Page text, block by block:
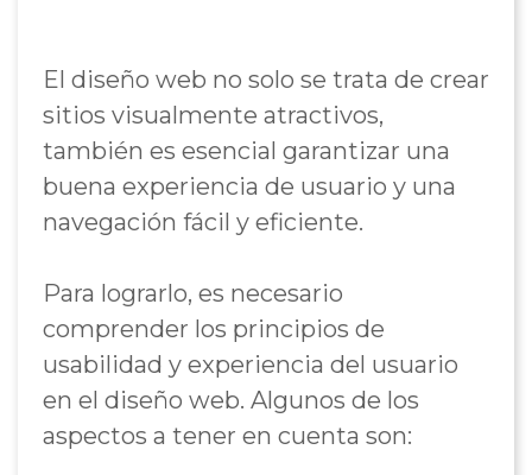
El diseño web no solo se trata de crear
sitios visualmente atractivos,
también es esencial garantizar una
buena experiencia de usuario y una
navegación fácil y eficiente.
Para lograrlo, es necesario
comprender los principios de
usabilidad y experiencia del usuario
en el diseño web. Algunos de los
aspectos a tener en cuenta son: